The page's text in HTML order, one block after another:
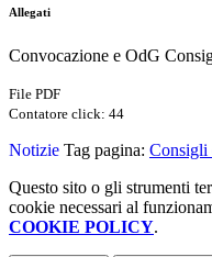
Allegati
Convocazione e OdG
File PDF
Contatore click: 44
Notizie Tag pagina: Consigli
Questo sito o gli strumenti
cookie necessari al
COOKIE POLICY.